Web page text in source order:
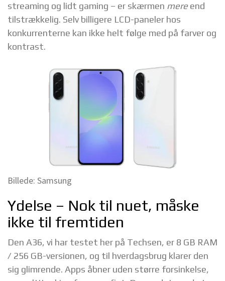
streaming og lidt gaming – er skærmen mere end
tilstrækkelig. Selv billigere LCD-paneler hos
konkurrenterne kan ikke helt følge med på farver og
kontrast.
Billede: Samsung
Ydelse – Nok til nuet, måske
ikke til fremtiden
Den A36, vi har testet her på Techsen, er 8 GB RAM
/ 256 GB-versionen, og til hverdagsbrug klarer den
sig glimrende. Apps åbner uden større forsinkelse,